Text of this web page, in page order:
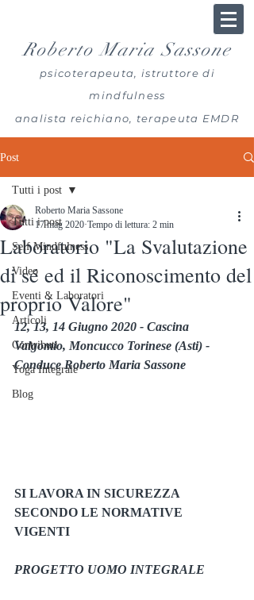
Roberto Maria Sassone
psicoterapeuta, istruttore di
mindfulness
analista reichiano, terapeuta EMDR
Post
Tutti i post
Self Mindfulness
Video
Eventi & Laboratori
Articoli
Contributi
Yoga Integrale
Blog
Tutti i post
Laboratorio "La Svalutazione
di sé ed il Riconoscimento del
proprio Valore"
Roberto Maria Sassone
17 mag 2020 Tempo di lettura: 2 min
12, 13, 14 Giugno 2020 - Cascina
Valgomio, Moncucco Torinese (Asti) -
Conduce Roberto Maria Sassone
SI LAVORA IN SICUREZZA
SECONDO LE NORMATIVE
VIGENTI
PROGETTO UOMO INTEGRALE